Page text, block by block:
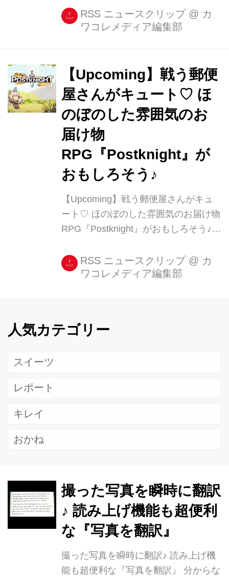
RSS ニュースクリップ @ カ
ワコレメディア編集部
【Upcoming】戦う郵便
屋さんがキュート♡ ほ
のぼのした雰囲気のお
届け物
RPG『Postknight』が
おもしろそう♪
【Upcoming】戦う郵便屋さんがキュ
ート♡ ほのぼのした雰囲気のお届け物
RPG『Postknight』がおもしろそう♪
わけですね(^_^) こんにちは、みきしろ
です。 今回ご紹介するのは、Kurechii
RSS ニュースクリップ @ カ
ワコレメディア編集部
人気カテゴリー
スイーツ
レポート
キレイ
おかね
撮った写真を瞬時に翻訳
♪ 読み上げ機能も超便利
な『写真を翻訳』
撮った写真を瞬時に翻訳♪ 読み上げ機
能も超便利な『写真を翻訳』 分からな